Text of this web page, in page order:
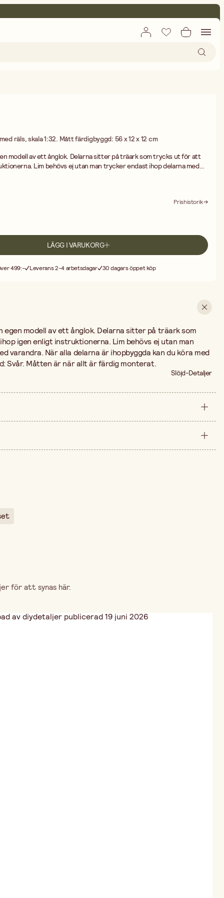
räls, skala 1:32. Mått färdigbyggd: 56 x 12 x 12 cm
modell av ett ånglok. Delarna sitter på träark som trycks ut för att
ihop delarna med
med loket på rälsen. Svårighetsgrad: Svår. Måtten är
Prishistorik
LÄGG I VARUKORG
499:- Leverans 2-4 arbetsdagar 30 dagars öppet köp
egen modell av ett ånglok. Delarna sitter på träark som
igen enligt instruktionerna. Lim behövs ej utan man
varandra. När alla delarna är ihopbyggda kan du köra med
Svår. Måtten är när allt är färdig monterat.
Slöjd-Detaljer
förpackning
för att synas här.